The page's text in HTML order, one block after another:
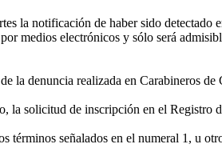
la notificación de haber sido detectado
medios electrónicos y sólo será
la denuncia realizada en Carabineros de
la solicitud de inscripción en el Registro
señalados en el numeral 1, u